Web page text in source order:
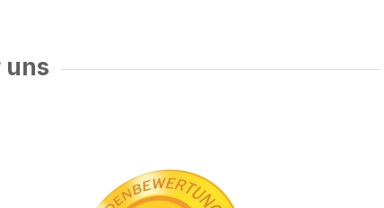
uns